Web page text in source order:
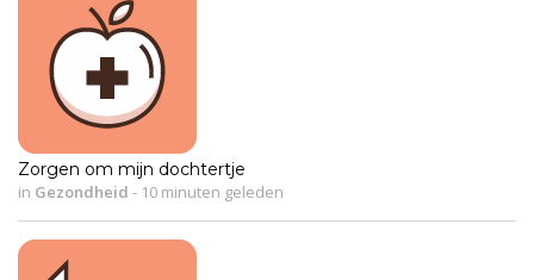
Zorgen om mijn dochtertje
in Gezondheid - 10 minuten geleden